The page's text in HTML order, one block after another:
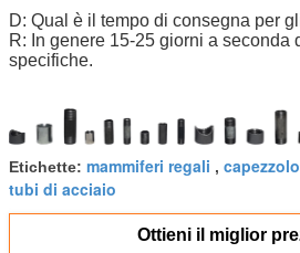
D: Qual è il tempo di consegna per
R: In genere 15-25 giorni a seconda
specifiche.
Etichette: mammiferi regali ,
tubi di acciaio
Ottieni il miglior